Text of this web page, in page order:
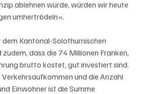
ablehnen würde, würden wir heute
umhertrödeln».
Kantonal-Solothurnischen
dass die 74 Millionen Franken,
brutto kostet, gut investiert sind.
und die Anzahl
Einwohner ist die Summe